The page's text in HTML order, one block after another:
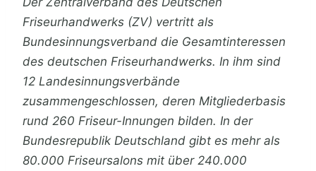
Friseurhandwerks (ZV) vertritt als
Bundesinnungsverband die Gesamtinteressen
des deutschen Friseurhandwerks. In ihm sind
12 Landesinnungsverbände
zusammengeschlossen, deren Mitgliederbasis
rund 260 Friseur-Innungen bilden. In der
Bundesrepublik Deutschland gibt es mehr als
80.000 Friseursalons mit über 240.000